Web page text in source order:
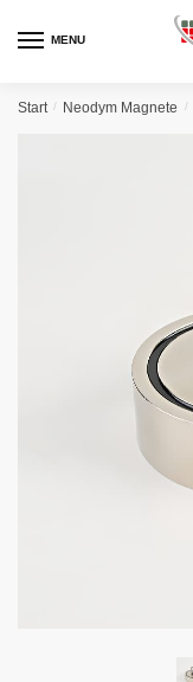
MENU
Start / Neodym Magnete /